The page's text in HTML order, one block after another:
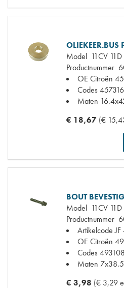
OLIEKEER.BUS
Model 11CV 11D
Productnummer
OE Citroën
Codes
Maten
€ 18,67 (€
BOUT
Model 11CV 11D
Productnummer
Artikelcode JF
OE Citroën
Codes
Maten
€ 3,98 (€ 3,29